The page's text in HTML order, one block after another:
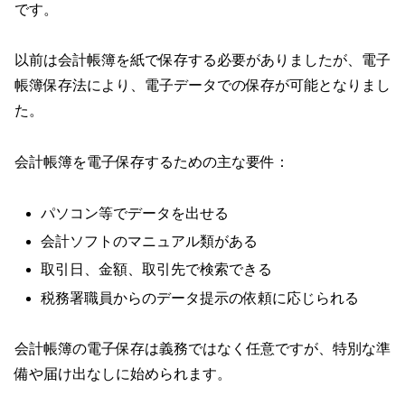
です。
以前は会計帳簿を紙で保存する必要がありましたが、電子
帳簿保存法により、電子データでの保存が可能となりまし
た。
会計帳簿を電子保存するための主な要件：
パソコン等でデータを出せる
会計ソフトのマニュアル類がある
取引日、金額、取引先で検索できる
税務署職員からのデータ提示の依頼に応じられる
会計帳簿の電子保存は義務ではなく任意ですが、特別な準
備や届け出なしに始められます。